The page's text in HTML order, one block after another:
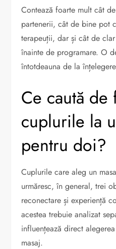
Contează foarte mult cât
partenerii, cât de bine pot
terapeuții, dar și cât de
înainte de programare. O
întotdeauna de la
Ce caută de
cuplurile la
pentru doi?
Cuplurile care aleg un
urmăresc, în general, trei
reconectare și experiență
acestea trebuie analizat
influențează direct
masaj.